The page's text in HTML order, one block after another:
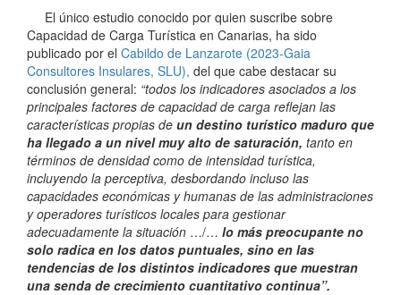
El único estudio conocido por quien suscribe sobre
Capacidad de Carga Turística en Canarias, ha sido
publicado por el Cabildo de Lanzarote (2023-Gaia
Consultores Insulares, SLU), del que cabe destacar su
conclusión general: “todos los indicadores asociados a los
principales factores de capacidad de carga reflejan las
características propias de un destino turístico maduro que
ha llegado a un nivel muy alto de saturación, tanto en
términos de densidad como de intensidad turística,
incluyendo la perceptiva, desbordando incluso las
capacidades económicas y humanas de las administraciones
y operadores turísticos locales para gestionar
adecuadamente la situación …/… lo más preocupante no
solo radica en los datos puntuales, sino en las
tendencias de los distintos indicadores que muestran
una senda de crecimiento cuantitativo continua”.